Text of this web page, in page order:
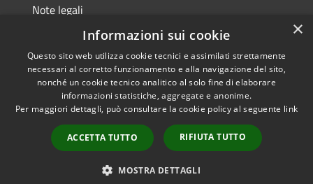
Note legali
Dichiarazione di accessibilità
RSS
Accessibilità
Copyright © 2026 • Città di
Municipium•
Accesso
redazione
×
Informazioni sui cookie
Questo sito web utilizza cookie tecnici e assimilati strettamente
necessari al corretto funzionamento e alla navigazione del sito,
nonché un cookie tecnico analitico al solo fine di elaborare
informazioni statistiche, aggregate e anonime.
Per maggiori dettagli, può consultare la cookie policy al seguente link
ACCETTA TUTTO RIFIUTA TUTTO
MOSTRA DETTAGLI